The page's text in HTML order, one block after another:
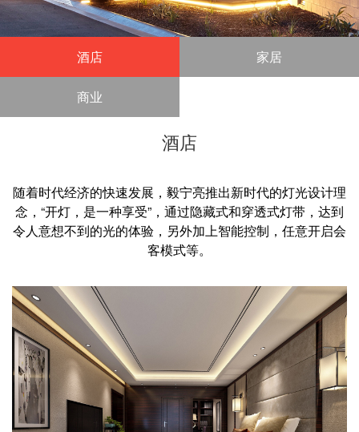
酒店 家居
商业
酒店
随着时代经济的快速发展，毅宁亮推出新时代的灯光设计理
念，“开灯，是一种享受”，通过隐藏式和穿透式灯带，达到
令人意想不到的光的体验，另外加上智能控制，任意开启会
客模式等。